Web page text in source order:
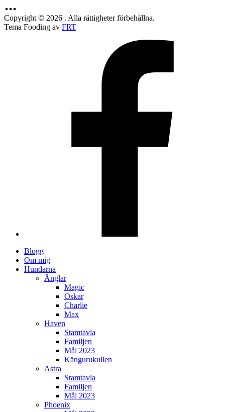
Copyright © 2026 . Alla rättigheter förbehållna.
Tema Fooding av FRT
Blogg
Om mig
Hundarna
Änglar
Magic
Oskar
Charlie
Max
Haven
Stamtavla
Familjen
Mål 2023
Kängurukullen
Astra
Stamtavla
Familjen
Mål 2023
Phoenix